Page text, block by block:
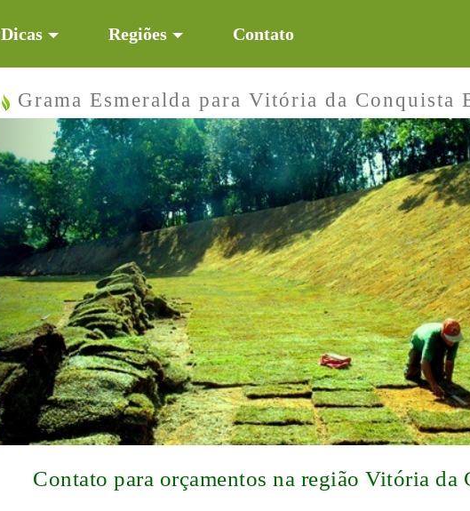
Dicas Regiões Contato
Grama Esmeralda para Vitória da Conquista
Previous
Contato para orçamentos na região Vitória da